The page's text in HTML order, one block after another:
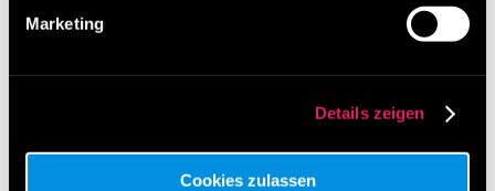
Marketing
Details zeigen
Cookies zulassen